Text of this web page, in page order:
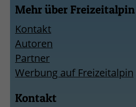
Mehr über Freizeitalpin
Kontakt
Autoren
Partner
Werbung auf Freizeitalpin
Kontakt